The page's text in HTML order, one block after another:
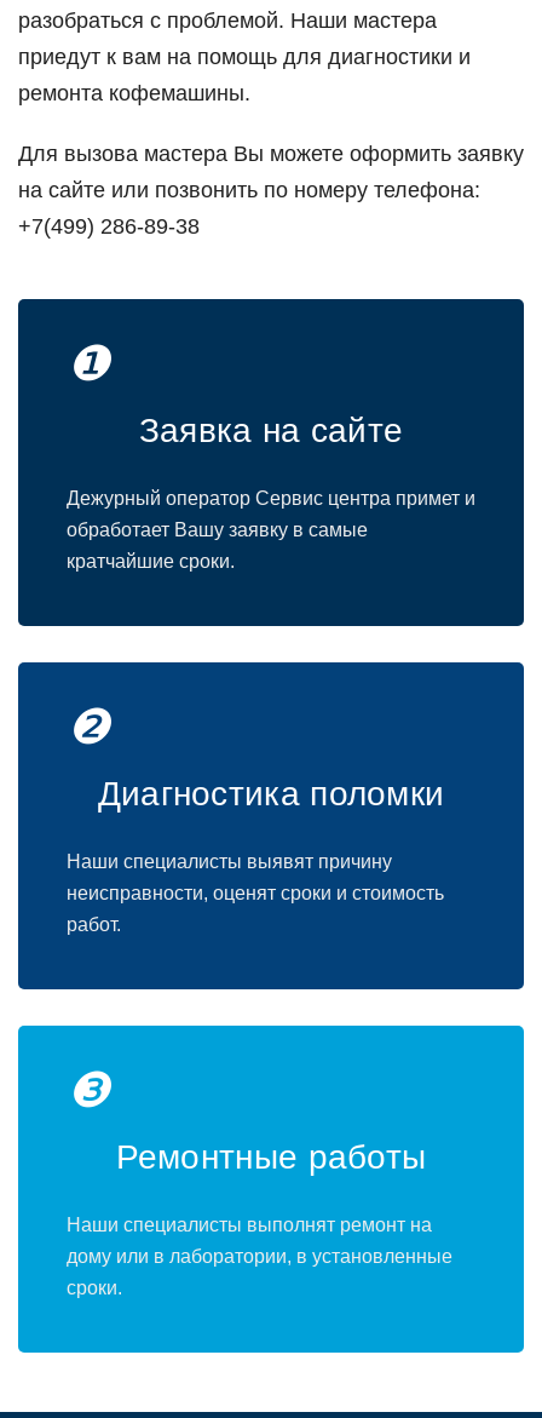
разобраться с проблемой. Наши мастера
приедут к вам на помощь для диагностики и
ремонта кофемашины.
Для вызова мастера Вы можете оформить заявку
на сайте или позвонить по номеру телефона:
+7(499) 286-89-38
❶
Заявка на сайте
Дежурный оператор Сервис центра примет и
обработает Вашу заявку в самые
кратчайшие сроки.
❷
Диагностика поломки
Наши специалисты выявят причину
неисправности, оценят сроки и стоимость
работ.
❸
Ремонтные работы
Наши специалисты выполнят ремонт на
дому или в лаборатории, в установленные
сроки.